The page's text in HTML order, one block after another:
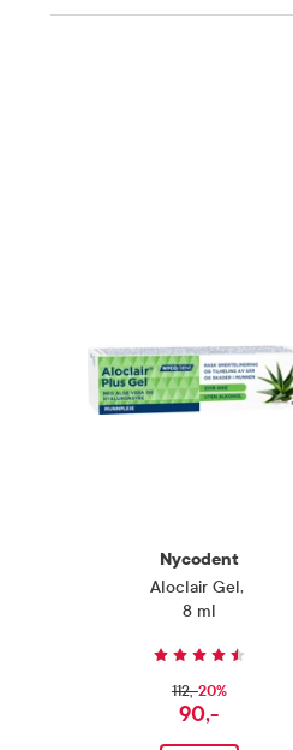
Nycodent
Aloclair Gel,
8 ml
112,-20%
90,-